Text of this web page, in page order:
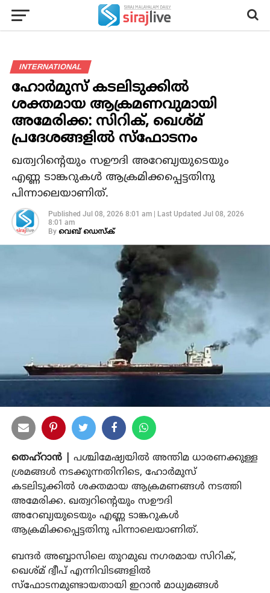
INTERNATIONAL
ഹോര്‍മുസ് കടലിടുക്കില്‍
ശക്തമായ ആക്രമണവുമായി
അമേരിക്ക: സിറിക്, ഖെശ്മ്
പ്രദേശങ്ങളില്‍ സ്‌ഫോടനം
ഖത്വറിന്റെയും സഊദി അറേബ്യയുടെയും
എണ്ണ ടാങ്കറുകള്‍ ആക്രമിക്കപ്പെട്ടതിനു
പിന്നാലെയാണിത്.
Published Jul 08, 2026 8:01 am| Last Updated Jul 08, 2026
8:01 am
By വെബ് ഡെസ്‌ക്
തെഹ്‌റാന്‍ |
പശ്ചിമേഷ്യയില്‍ അന്തിമ ധാരണക്കുള്ള
ശ്രമങ്ങള്‍ നടക്കുന്നതിനിടെ, ഹോര്‍മുസ്
കടലിടുക്കില്‍ ശക്തമായ ആക്രമണങ്ങള്‍ നടത്തി
അമേരിക്ക. ഖത്വറിന്റെയും സഊദി
അറേബ്യയുടെയും എണ്ണ ടാങ്കറുകള്‍
ആക്രമിക്കപ്പെട്ടതിനു പിന്നാലെയാണിത്.
ബന്ദര്‍ അബ്ബാസിലെ തുറമുഖ നഗരമായ സിറിക്,
ഖെശ്മ് ദ്വീപ് എന്നിവിടങ്ങളില്‍
സ്‌ഫോടനമുണ്ടായതായി ഇറാന്‍ മാധ്യമങ്ങള്‍